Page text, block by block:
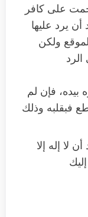
على كافر
يرد عليها
ولكن
بيده، فإن لم
فبقلبه وذلك
لا إله إلا